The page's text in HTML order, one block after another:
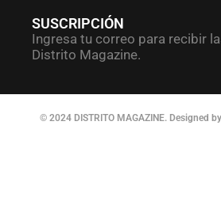
SUSCRIPCIÓN
Ingresa tu correo para recibir
Distrito Magazine.
© 2024 DISTRITO MAGAZINE. Designed